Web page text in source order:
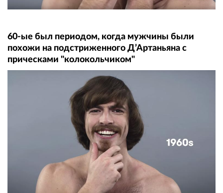
60-ые был периодом, когда мужчины были
похожи на подстриженного Д’Артаньяна с
прическами "колокольчиком"